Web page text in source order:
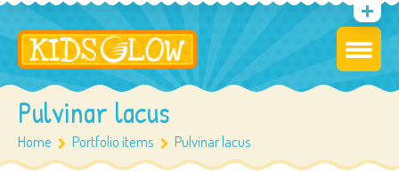
Pulvinar lacus
Home Portfolio items Pulvinar lacus